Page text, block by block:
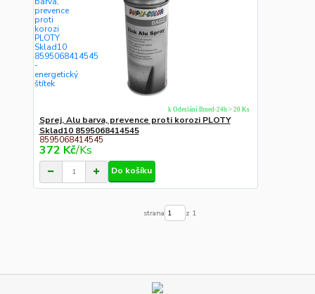
Sprej, Alu barva, prevence proti korozi PLOTY
Sklad10 8595068414545
8595068414545
372 Kč/Ks
k Odeslání Ihned-24h > 20 Ks
Do košíku
strana z 1